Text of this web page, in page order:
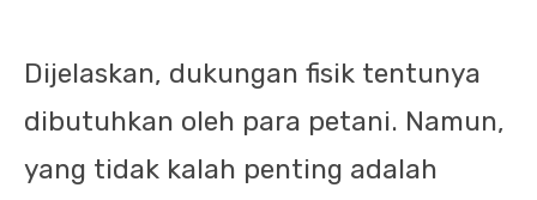
Dijelaskan, dukungan fisik tentunya
dibutuhkan oleh para petani. Namun,
yang tidak kalah penting adalah